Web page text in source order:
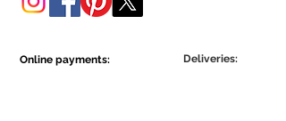
Online payments: Deliveries: